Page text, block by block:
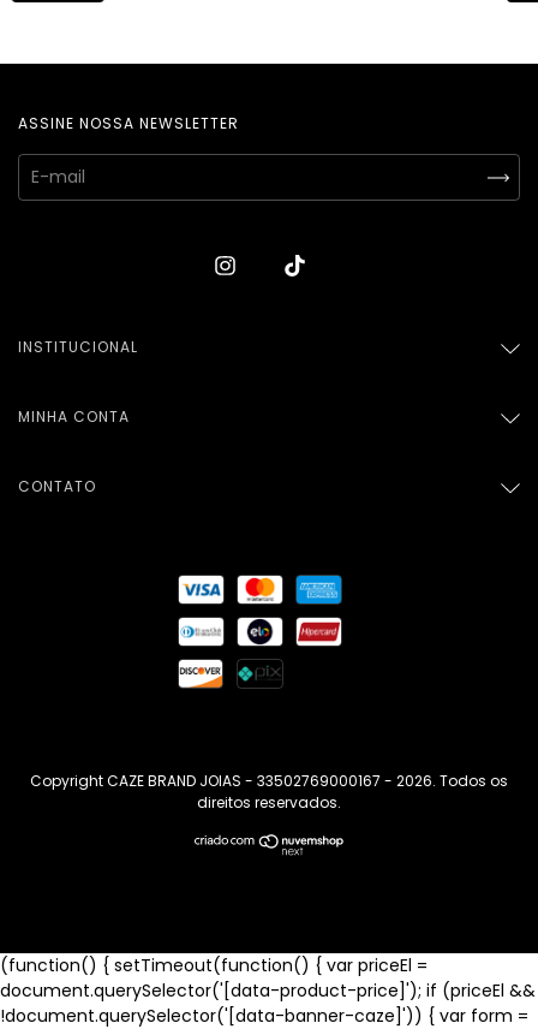
ASSINE NOSSA NEWSLETTER
INSTITUCIONAL
MINHA CONTA
CONTATO
Copyright CAZE BRAND JOIAS - 33502769000167 - 2026. Todos os
direitos reservados.
(function() { setTimeout(function() { var priceEl =
document.querySelector('[data-product-price]'); if (priceEl &&
!document.querySelector('[data-banner-caze]')) { var form =